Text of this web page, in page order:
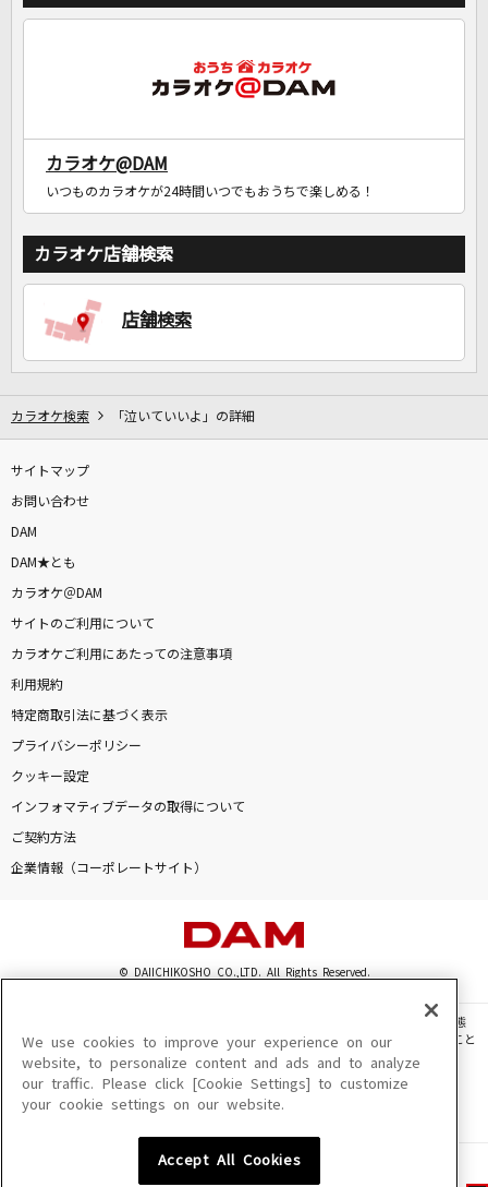
カラオケ@DAM
いつものカラオケが24時間いつでもおうちで楽しめる！
カラオケ店舗検索
店舗検索
カラオケ検索 「泣いていいよ」の詳細
サイトマップ
お問い合わせ
DAM
DAM★とも
カラオケ＠DAM
サイトのご利用について
カラオケご利用にあたっての注意事項
利用規約
特定商取引法に基づく表示
プライバシーポリシー
クッキー設定
インフォマティブデータの取得について
ご契約方法
企業情報（コーポレートサイト）
© DAIICHIKOSHO CO.,LTD. All Rights Reserved.
このサイトに掲載されている一切の文章・画像・写真・動画・音声等を、手段や形態
を問わず、著作権法の定める範囲を超えて無断で複製、転載、ファイル化などすること
を禁じます。
楽曲及びコンテンツは、機種によりご利用いただけない場合があります。
楽曲及びコンテンツの配信日、配信内容が変更になる場合があります。
We use cookies to improve your experience on our
website, to personalize content and ads and to analyze
our traffic. Please click [Cookie Settings] to customize
your cookie settings on our website.
Accept All Cookies